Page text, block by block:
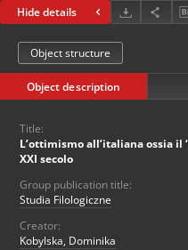
Hide details
Object structure
Object description
Title:
L’ottimismo all’italiana ossia il
XXI secolo
Group publication title:
Studia Filologiczne
Creator:
Kobylska, Dominika